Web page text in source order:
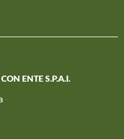
ENTE S.P.A.I.